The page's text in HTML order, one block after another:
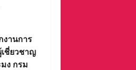
านการ
ชี่ยวชาญ
ง กรม